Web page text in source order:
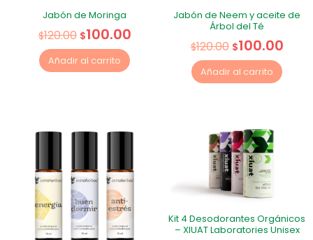
Jabón de Moringa
$120.00 $100.00
Añadir al carrito
Jabón de Neem y aceite de
Árbol del Té
$120.00 $100.00
Añadir al carrito
Kit 4 Desodorantes Orgánicos
– XIUAT Laboratories Unisex